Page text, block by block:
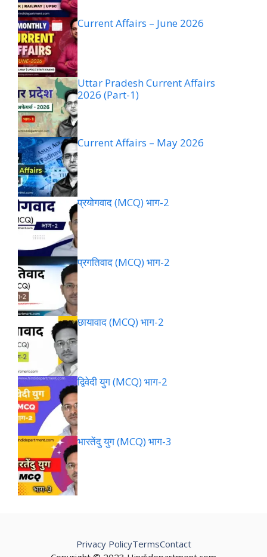
Current Affairs – June 2026
Uttar Pradesh Current Affairs
2026 (Part-1)
Current Affairs – May 2026
प्रयोगवाद (MCQ) भाग-2
प्रगतिवाद (MCQ) भाग-2
छायावाद (MCQ) भाग-2
द्विवेदी युग (MCQ) भाग-2
भारतेंदु युग (MCQ) भाग-3
Privacy PolicyTermsContact